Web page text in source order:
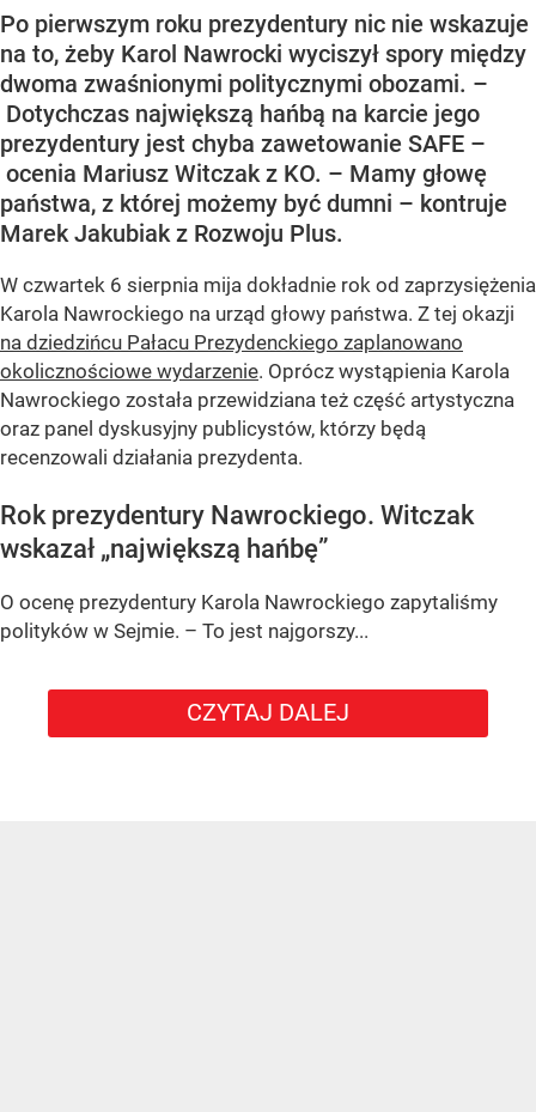
Po pierwszym roku prezydentury nic nie wskazuje
na to, żeby Karol Nawrocki wyciszył spory między
dwoma zwaśnionymi politycznymi obozami. –
Dotychczas największą hańbą na karcie jego
prezydentury jest chyba zawetowanie SAFE –
ocenia Mariusz Witczak z KO. – Mamy głowę
państwa, z której możemy być dumni – kontruje
Marek Jakubiak z Rozwoju Plus.
W czwartek 6 sierpnia mija dokładnie rok od zaprzysiężenia
Karola Nawrockiego na urząd głowy państwa. Z tej okazji
na dziedzińcu Pałacu Prezydenckiego zaplanowano
okolicznościowe wydarzenie. Oprócz wystąpienia Karola
Nawrockiego została przewidziana też część artystyczna
oraz panel dyskusyjny publicystów, którzy będą
recenzowali działania prezydenta.
Rok prezydentury Nawrockiego. Witczak
wskazał „największą hańbę”
O ocenę prezydentury Karola Nawrockiego zapytaliśmy
polityków w Sejmie. – To jest najgorszy...
CZYTAJ DALEJ